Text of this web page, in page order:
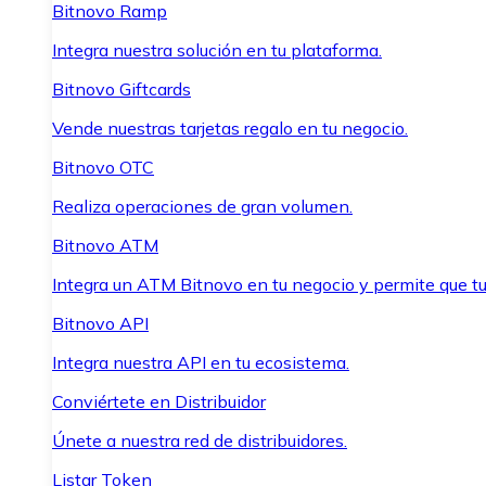
Bitnovo Ramp
Integra nuestra solución en tu plataforma.
Bitnovo Giftcards
Vende nuestras tarjetas regalo en tu negocio.
Bitnovo OTC
Realiza operaciones de gran volumen.
Bitnovo ATM
Integra un ATM Bitnovo en tu negocio y permite que
Bitnovo API
Integra nuestra API en tu ecosistema.
Conviértete en Distribuidor
Únete a nuestra red de distribuidores.
Listar Token